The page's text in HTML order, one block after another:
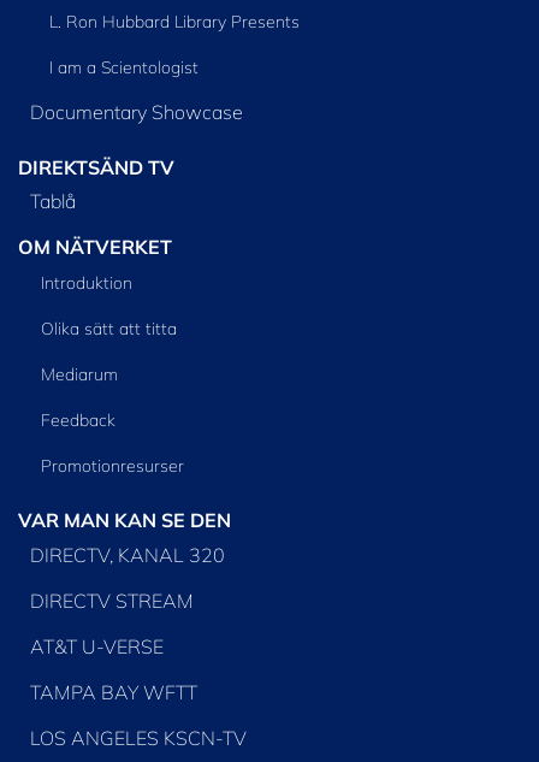
L. Ron Hubbard Library Presents
I am a Scientologist
Documentary Showcase
DIREKTSÄND TV
Tablå
OM NÄTVERKET
Introduktion
Olika sätt att titta
Mediarum
Feedback
Promotionresurser
VAR MAN KAN SE DEN
DIRECTV, KANAL 320
DIRECTV STREAM
AT&T U-VERSE
TAMPA BAY WFTT
LOS ANGELES KSCN-TV